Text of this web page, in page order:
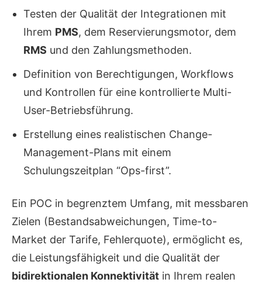
Testen der Qualität der Integrationen mit
Ihrem PMS, dem Reservierungsmotor, dem
RMS und den Zahlungsmethoden.
Definition von Berechtigungen, Workflows
und Kontrollen für eine kontrollierte Multi-
User-Betriebsführung.
Erstellung eines realistischen Change-
Management-Plans mit einem
Schulungszeitplan “Ops-first”.
Ein POC in begrenztem Umfang, mit messbaren
Zielen (Bestandsabweichungen, Time-to-
Market der Tarife, Fehlerquote), ermöglicht es,
die Leistungsfähigkeit und die Qualität der
bidirektionalen Konnektivität in Ihrem realen